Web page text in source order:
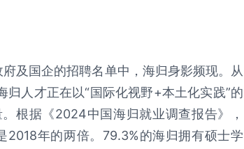
及国企的招聘名单中，海归身影频现。从
人才正在以“国际化视野+本土化实践”的
根据《2024中国海归就业调查报告》，
年的两倍。79.3%的海归拥有硕士学